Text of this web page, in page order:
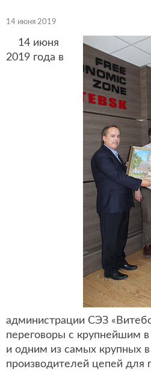
14 июня 2019
14 июня
2019 года в
администрации СЭЗ
переговоры с крупнейшим
и одним из самых крупных
производителей цепей для